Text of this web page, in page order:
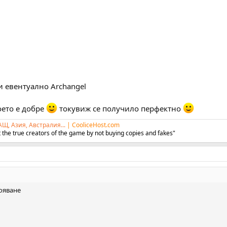
Archangel
е добре токувиж се получило перфектно
Азия, Австралия... | CooliceHost.com
true creators of the game by not buying copies and fakes"